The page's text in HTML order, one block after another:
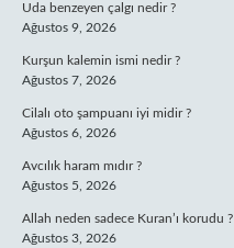
Uda benzeyen çalgı nedir ?
Ağustos 9, 2026
Kurşun kalemin ismi nedir ?
Ağustos 7, 2026
Cilalı oto şampuanı iyi midir ?
Ağustos 6, 2026
Avcılık haram mıdır ?
Ağustos 5, 2026
Allah neden sadece Kuran’ı korudu ?
Ağustos 3, 2026